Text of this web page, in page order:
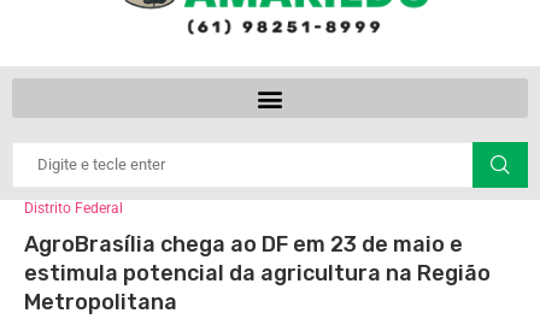
Distrito Federal
AgroBrasília chega ao DF em 23 de maio e
estimula potencial da agricultura na Região
Metropolitana